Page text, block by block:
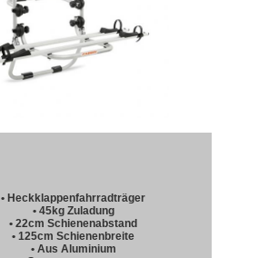
• Heckklappenfahrradträger
• 45kg Zuladung
• 22cm Schienenabstand
• 125cm Schienenbreite
• Aus Aluminium